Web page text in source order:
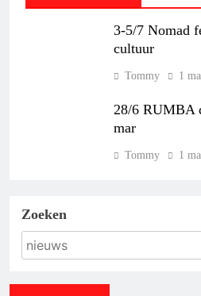
3-5/7 Nomad
cultuur
Tommy 1
28/6 RUMBA
mar
Tommy 1
Zoeken